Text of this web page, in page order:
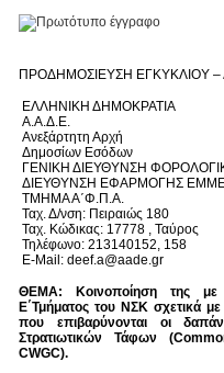
ΠΡΟΔΗΜΟΣΙΕΥΣΗ ΕΓΚΥΚΛΙΟΥ –
ΕΛΛΗΝΙΚΗ ΔΗΜΟΚΡΑΤΙΑ
Α.Α.Δ.Ε.
Ανεξάρτητη Αρχή
Δημοσίων Εσόδων
ΓΕΝΙΚΗ ΔΙΕΥΘΥΝΣΗ
ΔΙΕΥΘΥΝΣΗ ΕΦΑΡΜΟΓΗΣ
ΤΜΗΜΑ Α΄Φ.Π.Α.
Ταχ. Δ/νση: Πειραιώς 180
Ταχ. Κώδικας: 17778 , Ταύρος
Τηλέφωνο: 213140152, 158
E-Mail: deef.a@aade.gr
ΘΕΜΑ: Κοινοποίηση της με
Ε΄Τμήματος του ΝΣΚ σχετικά
που επιβαρύνονται οι
Στρατιωτικών Τάφων
CWGC).